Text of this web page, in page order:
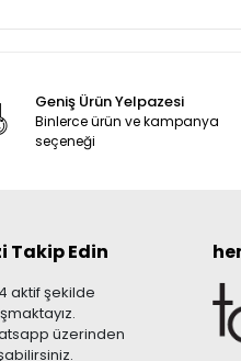
Geniş Ürün Yelpazesi
Binlerce ürün ve kampanya
seçeneği
Takip Edin
aktif şekilde
üzerinden